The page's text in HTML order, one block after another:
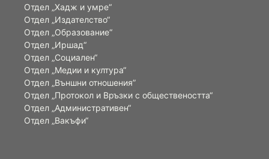
Отдел „Хадж и умре“
Отдел „Издателство“
Отдел „Образование“
Отдел „Иршад“
Отдел „Социален“
Отдел „Медии и култура“
Отдел „Външни отношения”
Oтдел „Протокол и Връзки с обществеността“
Отдел „Административен“
Отдел „Вакъфи“